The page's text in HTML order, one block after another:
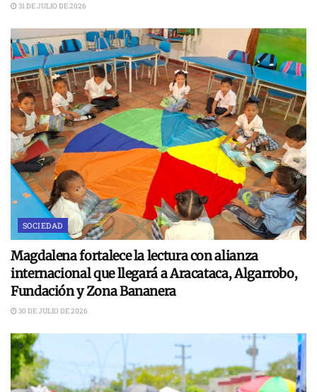
31 DE JULIO DE 2026
SOCIEDAD
Magdalena fortalece la lectura con alianza
internacional que llegará a Aracataca, Algarrobo,
Fundación y Zona Bananera
30 DE JULIO DE 2026